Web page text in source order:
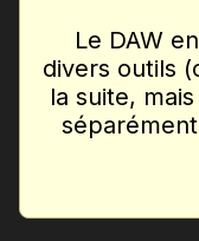
Le DAW
divers outils
la suite,